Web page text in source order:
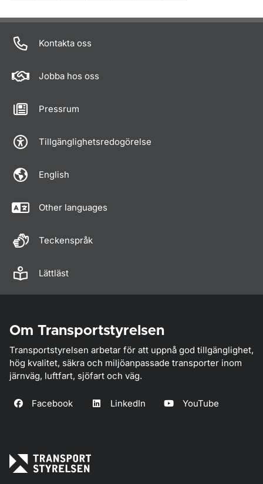
Om sidan
Kontakta oss
Jobba hos oss
Pressrum
Tillgänglighetsredogörelse
English
Other languages
Teckenspråk
Lättläst
Om Transportstyrelsen
Transportstyrelsen arbetar för att uppnå god tillgänglighet,
hög kvalitet, säkra och miljöanpassade transporter inom
järnväg, luftfart, sjöfart och väg.
Facebook LinkedIn YouTube